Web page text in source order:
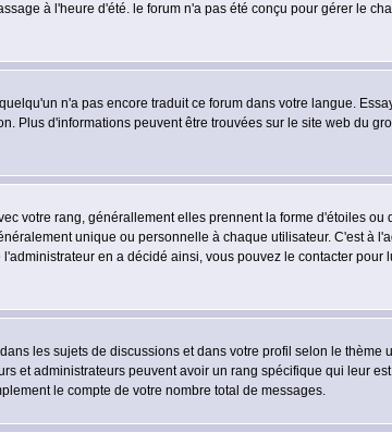
à l'heure d'été. le forum n'a pas été conçu pour gérer le
n'a pas encore traduit ce forum dans votre langue.
Plus d'informations peuvent être trouvées sur le site web du
votre rang, générallement elles prennent la forme d'étoiles
unique ou personnelle à chaque utilisateur. C'est à
en a décidé ainsi, vous pouvez le contacter
les sujets de discussions et dans votre profil selon le thème
et administrateurs peuvent avoir un rang spécifique qui leur
le compte de votre nombre total de messages.